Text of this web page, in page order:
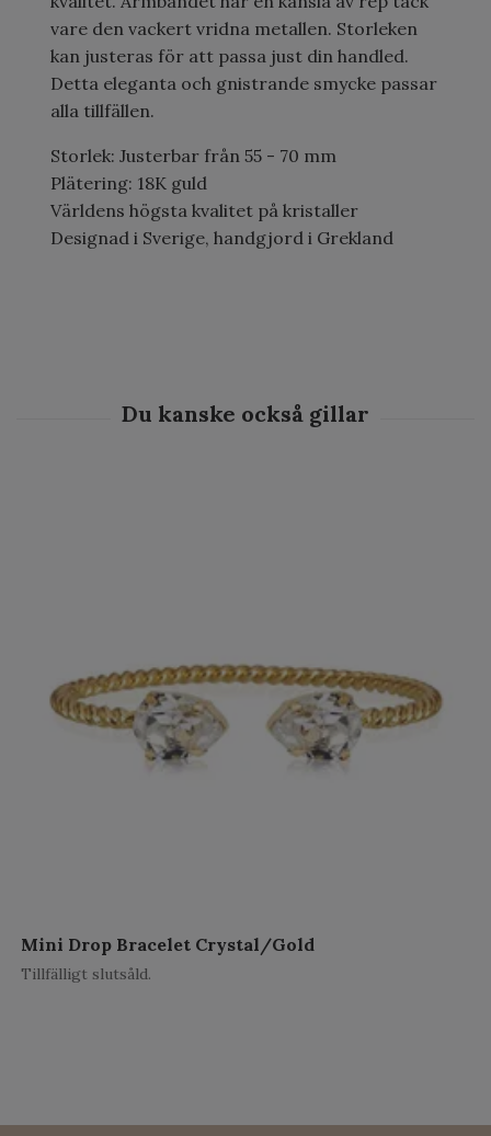
vare den vackert vridna metallen. Storleken
kan justeras för att passa just din handled.
Detta eleganta och gnistrande smycke passar
alla tillfällen.
Storlek: Justerbar från 55 - 70 mm
Plätering: 18K guld
Världens högsta kvalitet på kristaller
Designad i Sverige, handgjord i Grekland
Mini Drop Bracelet Crystal/Gold
Tillfälligt slutsåld.